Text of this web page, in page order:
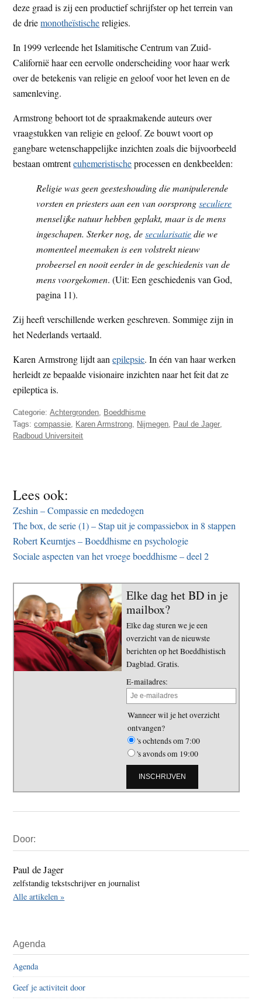
deze graad is zij een productief schrijfster op het terrein van
de driemonotheïstischereligies.
In 1999 verleende het Islamitische Centrum van Zuid-
Californië haar een eervolle onderscheiding voor haar werk
over de betekenis van religie en geloof voor het leven en de
samenleving.
Armstrong behoort tot de spraakmakende auteurs over
vraagstukken van religie en geloof. Ze bouwt voort op
gangbare wetenschappelijke inzichten zoals die bijvoorbeeld
bestaan omtrenteuhemeristischeprocessen en denkbeelden:
Religie was geen geesteshouding die manipulerende
vorsten en priesters aan een van oorsprongseculiere
menselijke natuur hebben geplakt, maar is de mens
ingeschapen. Sterker nog, desecularisatiedie we
momenteel meemaken is een volstrekt nieuw
probeersel en nooit eerder in de geschiedenis van de
mens voorgekomen. (Uit: Een geschiedenis van God,
pagina 11).
Zij heeft verschillende werken geschreven. Sommige zijn in
het Nederlands vertaald.
Karen Armstrong lijdt aanepilepsie. In één van haar werken
herleidt ze bepaalde visionaire inzichten naar het feit dat ze
epileptica is.
Categorie:Achtergronden Boeddhisme
Tags:compassie Karen Armstrong Nijmegen Paul de Jager
Radboud Universiteit
Lees ook:
Zeshin – Compassie en mededogen
The box, de serie (1) – Stap uit je compassiebox in 8 stappen
Robert Keurntjes – Boeddhisme en psychologie
Sociale aspecten van het vroege boeddhisme – deel 2
Elke dag het BD in je
mailbox?
Elke dag sturen we je een
overzicht van de nieuwste
berichten op het Boeddhistisch
Dagblad. Gratis.
E-mailadres:
Wanneer wil je het overzicht
ontvangen?
's ochtends om 7:00
's avonds om 19:00
Sidebar
Door:
Paul de Jager
zelfstandig tekstschrijver en journalist
Alle artikelen »
Agenda
Agenda
Geef je activiteit door